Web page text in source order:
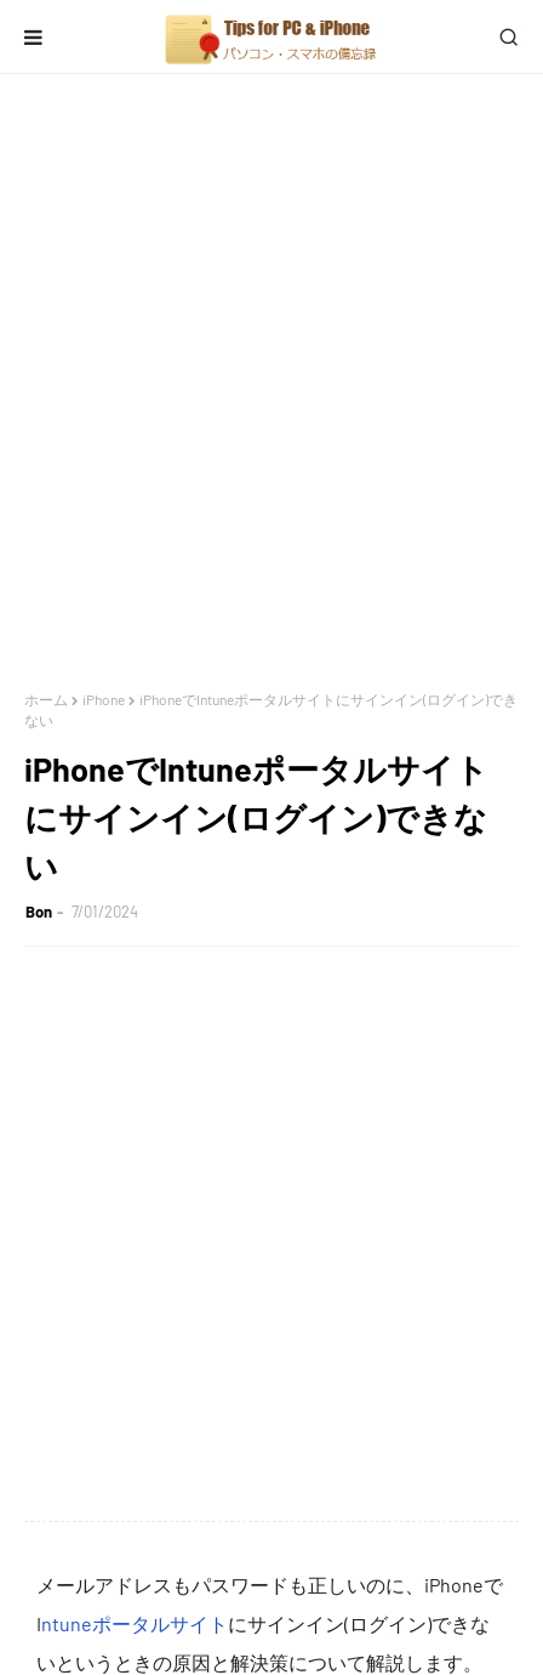
ホーム iPhone
iPhoneでIntuneポータルサイトにサインイン(ログイン)でき
ない
iPhoneでIntuneポータルサイト
にサインイン(ログイン)できな
い
Bon 7/01/2024
メールアドレスもパスワードも正しいのに、iPhoneで
Intuneポータルサイト にサインイン(ログイン)できな
いというときの原因と解決策について解説します。